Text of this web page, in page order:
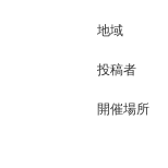
地域
投稿者
開催場所